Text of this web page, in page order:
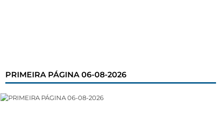
PRIMEIRA PÁGINA 06-08-2026